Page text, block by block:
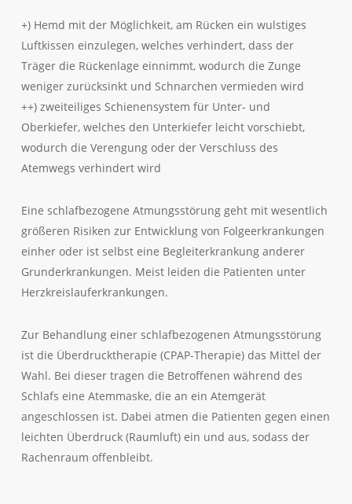
+) Hemd mit der Möglichkeit, am Rücken ein wulstiges
Luftkissen einzulegen, welches verhindert, dass der
Träger die Rückenlage einnimmt, wodurch die Zunge
weniger zurücksinkt und Schnarchen vermieden wird
++) zweiteiliges Schienensystem für Unter- und
Oberkiefer, welches den Unterkiefer leicht vorschiebt,
wodurch die Verengung oder der Verschluss des
Atemwegs verhindert wird
Eine schlafbezogene Atmungsstörung geht mit wesentlich
größeren Risiken zur Entwicklung von Folgeerkrankungen
einher oder ist selbst eine Begleiterkrankung anderer
Grunderkrankungen. Meist leiden die Patienten unter
Herzkreislauferkrankungen.
Zur Behandlung einer schlafbezogenen Atmungsstörung
ist die Überdrucktherapie (CPAP-Therapie) das Mittel der
Wahl. Bei dieser tragen die Betroffenen während des
Schlafs eine Atemmaske, die an ein Atemgerät
angeschlossen ist. Dabei atmen die Patienten gegen einen
leichten Überdruck (Raumluft) ein und aus, sodass der
Rachenraum offenbleibt.